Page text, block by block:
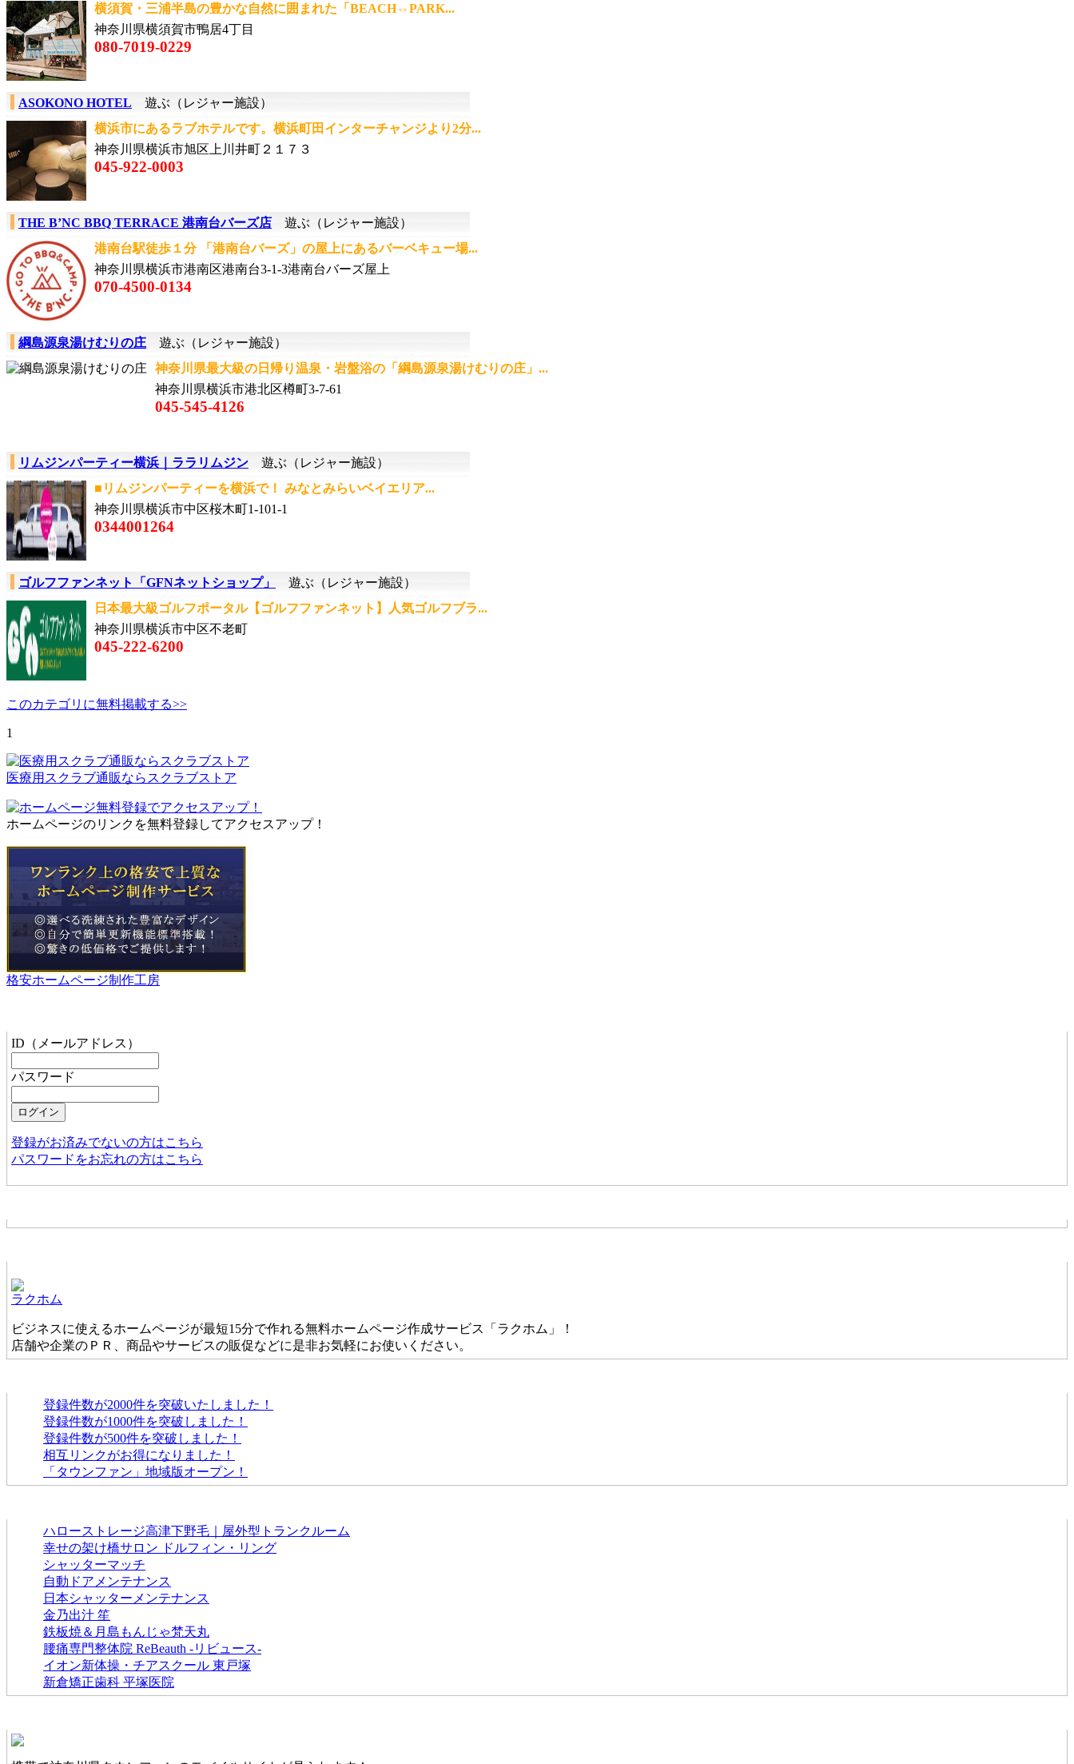
横須賀・三浦半島の豊かな自然に囲まれた「BEACH⇔PARK...
神奈川県横須賀市鴨居4丁目
080-7019-0229
ASOKONO HOTEL 遊ぶ（レジャー施設）
横浜市にあるラブホテルです。横浜町田インターチャンジより2分...
神奈川県横浜市旭区上川井町２１７３
045-922-0003
THE B’NC BBQ TERRACE 港南台バーズ店 遊ぶ（レジャー施設）
港南台駅徒歩１分 「港南台バーズ」の屋上にあるバーベキュー場...
神奈川県横浜市港南区港南台3-1-3港南台バーズ屋上
070-4500-0134
綱島源泉湯けむりの庄 遊ぶ（レジャー施設）
神奈川県最大級の日帰り温泉・岩盤浴の「綱島源泉湯けむりの庄」...
神奈川県横浜市港北区樽町3-7-61
045-545-4126
リムジンパーティー横浜｜ララリムジン 遊ぶ（レジャー施設）
■リムジンパーティーを横浜で！ みなとみらいベイエリア...
神奈川県横浜市中区桜木町1-101-1
0344001264
ゴルフファンネット「GFNネットショップ」
遊ぶ（レジャー施設）
日本最大級ゴルフポータル【ゴルフファンネット】人気ゴルフブラ...
神奈川県横浜市中区不老町
045-222-6200
このカテゴリに無料掲載する>>
1
医療用スクラブ通販ならスクラブストア
ホームページのリンクを無料登録してアクセスアップ！
格安ホームページ制作工房
ID（メールアドレス）
パスワード
登録がお済みでないの方はこちら
パスワードをお忘れの方はこちら
ラクホム
ビジネスに使えるホームページが最短15分で作れる無料ホームページ作成サービス「ラクホム」！
店舗や企業のＰＲ、商品やサービスの販促などに是非お気軽にお使いください。
登録件数が2000件を突破いたしました！
登録件数が1000件を突破しました！
登録件数が500件を突破しました！
相互リンクがお得になりました！
「タウンファン」地域版オープン！
ハローストレージ高津下野毛｜屋外型トランクルーム
幸せの架け橋サロン ドルフィン・リング
シャッターマッチ
自動ドアメンテナンス
日本シャッターメンテナンス
金乃出汁 笙
鉄板焼＆月島もんじゃ梵天丸
腰痛専門整体院 ReBeauth -リビュース-
イオン新体操・チアスクール 東戸塚
新倉矯正歯科 平塚医院